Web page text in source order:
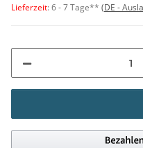
Lieferzeit:6 - 7 Tage** (DE -